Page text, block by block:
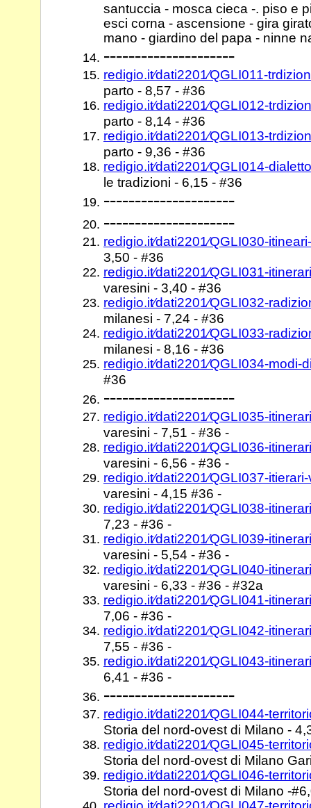
santuccia - mosca cieca -. piso e
esci corna - ascensione - gira
mano - giardino del papa - ninne
---------------------
redigio.it⁄dati2201⁄QGLI011-
parto - 8,57 - #36
redigio.it⁄dati2201⁄QGLI012-
parto - 8,14 - #36
redigio.it⁄dati2201⁄QGLI013-
parto - 9,36 - #36
redigio.it⁄dati2201⁄QGLI014-
le tradizioni - 6,15 - #36
---------------------
---------------------
redigio.it⁄dati2201⁄QGLI030-
3,50 - #36
redigio.it⁄dati2201⁄QGLI031-
varesini - 3,40 - #36
redigio.it⁄dati2201⁄QGLI032-
milanesi - 7,24 - #36
redigio.it⁄dati2201⁄QGLI033-
milanesi - 8,16 - #36
redigio.it⁄dati2201⁄QGLI034-modi-
#36
---------------------
redigio.it⁄dati2201⁄QGLI035-
varesini - 7,51 - #36 -
redigio.it⁄dati2201⁄QGLI036-
varesini - 6,56 - #36 -
redigio.it⁄dati2201⁄QGLI037-
varesini - 4,15 #36 -
redigio.it⁄dati2201⁄QGLI038-
7,23 - #36 -
redigio.it⁄dati2201⁄QGLI039-
varesini - 5,54 - #36 -
redigio.it⁄dati2201⁄QGLI040-
varesini - 6,33 - #36 - #32a
redigio.it⁄dati2201⁄QGLI041-
7,06 - #36 -
redigio.it⁄dati2201⁄QGLI042-
7,55 - #36 -
redigio.it⁄dati2201⁄QGLI043-
6,41 - #36 -
---------------------
redigio.it⁄dati2201⁄QGLI044-
Storia del nord-ovest di Milano -
redigio.it⁄dati2201⁄QGLI045-
Storia del nord-ovest di Milano
redigio.it⁄dati2201⁄QGLI046-
Storia del nord-ovest di Milano -